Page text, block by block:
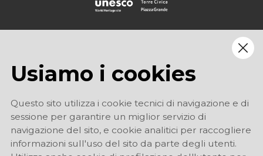
Usiamo i cookies
Questo sito utilizza i cookie tecnici di navigazione e di
sessione per garantire un miglior servizio di
navigazione del sito, e cookie analitici per raccogliere
informazioni sull'uso del sito da parte degli utenti.